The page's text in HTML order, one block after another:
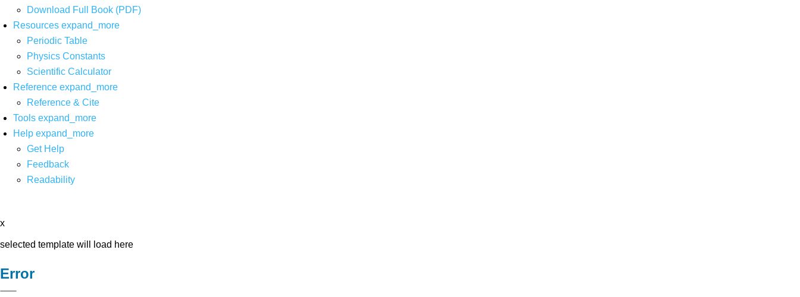
Download Full Book (PDF)
Resources expand_more
Periodic Table
Physics Constants
Scientific Calculator
Reference expand_more
Reference & Cite
Tools expand_more
Help expand_more
Get Help
Feedback
Readability
x
selected template will load here
Error